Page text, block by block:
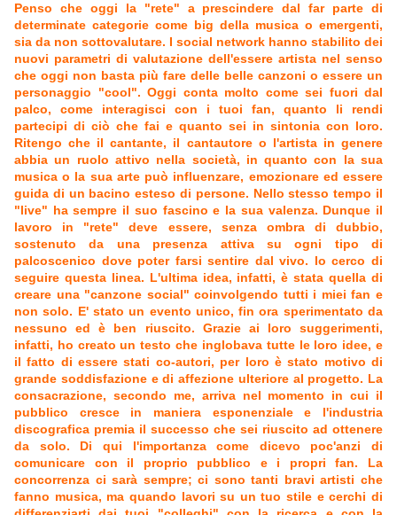
Penso che oggi la "rete" a prescindere dal far parte di
determinate categorie come big della musica o emergenti,
sia da non sottovalutare. I social network hanno stabilito dei
nuovi parametri di valutazione dell'essere artista nel senso
che oggi non basta più fare delle belle canzoni o essere un
personaggio "cool". Oggi conta molto come sei fuori dal
palco, come interagisci con i tuoi fan, quanto li rendi
partecipi di ciò che fai e quanto sei in sintonia con loro.
Ritengo che il cantante, il cantautore o l'artista in genere
abbia un ruolo attivo nella società, in quanto con la sua
musica o la sua arte può influenzare, emozionare ed essere
guida di un bacino esteso di persone. Nello stesso tempo il
"live" ha sempre il suo fascino e la sua valenza. Dunque il
lavoro in "rete" deve essere, senza ombra di dubbio,
sostenuto da una presenza attiva su ogni tipo di
palcoscenico dove poter farsi sentire dal vivo. Io cerco di
seguire questa linea. L'ultima idea, infatti, è stata quella di
creare una "canzone social" coinvolgendo tutti i miei fan e
non solo. E' stato un evento unico, fin ora sperimentato da
nessuno ed è ben riuscito. Grazie ai loro suggerimenti,
infatti, ho creato un testo che inglobava tutte le loro idee, e
il fatto di essere stati co-autori, per loro è stato motivo di
grande soddisfazione e di affezione ulteriore al progetto. La
consacrazione, secondo me, arriva nel momento in cui il
pubblico cresce in maniera esponenziale e l'industria
discografica premia il successo che sei riuscito ad ottenere
da solo. Di qui l'importanza come dicevo poc'anzi di
comunicare con il proprio pubblico e i propri fan. La
concorrenza ci sarà sempre; ci sono tanti bravi artisti che
fanno musica, ma quando lavori su un tuo stile e cerchi di